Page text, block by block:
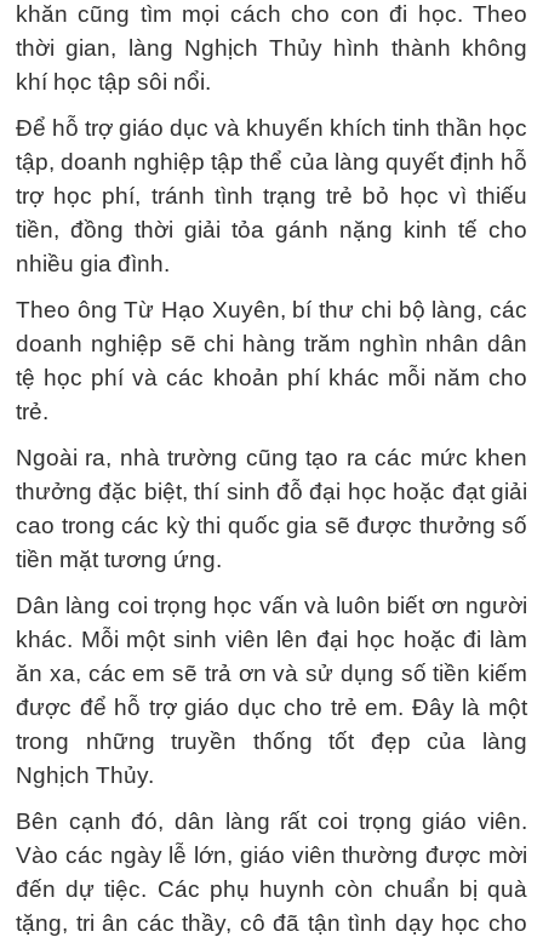
khăn cũng tìm mọi cách cho con đi học. Theo
thời gian, làng Nghịch Thủy hình thành không
khí học tập sôi nổi.
Để hỗ trợ giáo dục và khuyến khích tinh thần học
tập, doanh nghiệp tập thể của làng quyết định hỗ
trợ học phí, tránh tình trạng trẻ bỏ học vì thiếu
tiền, đồng thời giải tỏa gánh nặng kinh tế cho
nhiều gia đình.
Theo ông Từ Hạo Xuyên, bí thư chi bộ làng, các
doanh nghiệp sẽ chi hàng trăm nghìn nhân dân
tệ học phí và các khoản phí khác mỗi năm cho
trẻ.
Ngoài ra, nhà trường cũng tạo ra các mức khen
thưởng đặc biệt, thí sinh đỗ đại học hoặc đạt giải
cao trong các kỳ thi quốc gia sẽ được thưởng số
tiền mặt tương ứng.
Dân làng coi trọng học vấn và luôn biết ơn người
khác. Mỗi một sinh viên lên đại học hoặc đi làm
ăn xa, các em sẽ trả ơn và sử dụng số tiền kiếm
được để hỗ trợ giáo dục cho trẻ em. Đây là một
trong những truyền thống tốt đẹp của làng
Nghịch Thủy.
Bên cạnh đó, dân làng rất coi trọng giáo viên.
Vào các ngày lễ lớn, giáo viên thường được mời
đến dự tiệc. Các phụ huynh còn chuẩn bị quà
tặng, tri ân các thầy, cô đã tận tình dạy học cho